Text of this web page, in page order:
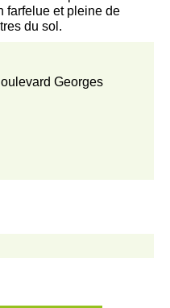
farfelue et pleine de
du sol.
Georges